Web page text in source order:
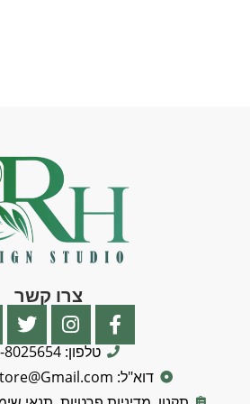
צרו קשר
טלפון: 052-8025654
דוא"ל: RHdesign.Store@Gmail.com